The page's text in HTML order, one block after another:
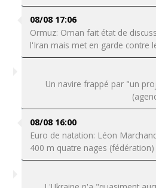
08/08 17:06
Ormuz: Oman fait état de
l'Iran mais met en garde contre
Un navire frappé par "un
08/08 16:00
Euro de natation: Léon
400 m quatre nages